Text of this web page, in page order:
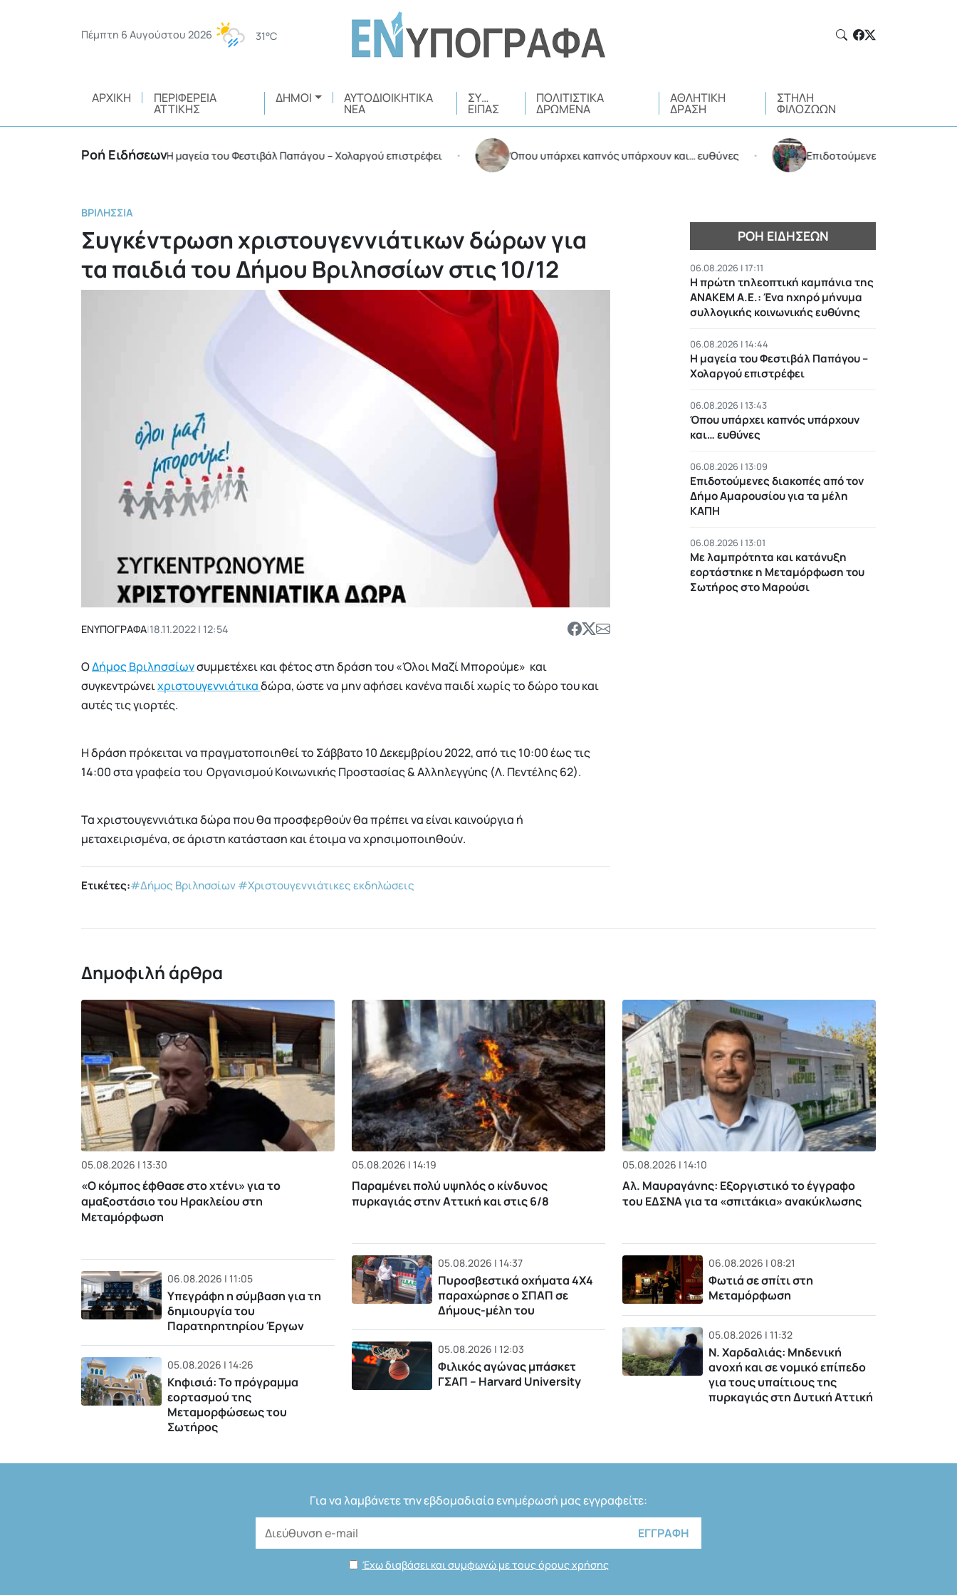
Πέμπτη 6 Αυγούστου 2026 31°C
ΑΡΧΙΚΉ ΠΕΡΙΦΈΡΕΙΑ
ΑΤΤΙΚΉΣ
ΔΉΜΟΙ ΑΥΤΟΔΙΟΙΚΗΤΙΚΆ
ΝΈΑ
ΣΥ…
ΕΊΠΑΣ
ΠΟΛΙΤΙΣΤΙΚΆ
ΔΡΏΜΕΝΑ
ΑΘΛΗΤΙΚΉ
ΔΡΆΣΗ
ΣΤΉΛΗ
ΦΙΛΌΖΩΩΝ
Ροή Ειδήσεων
• Η μαγεία του Φεστιβάλ Παπάγου – Χολαργού επιστρέφει • Όπου υπάρχει καπνός υπάρχουν και… ευθύνες • Επιδοτούμενες διακοπές από τον
ΒΡΙΛΉΣΣΙΑ
Συγκέντρωση χριστουγεννιάτικων δώρων για
τα παιδιά του Δήμου Βριλησσίων στις 10/12
ΕΝΥΠΟΓΡΑΦΑ|18.11.2022 | 12:54
ΟΔήμος Βριλησσίωνσυμμετέχει και φέτος στη δράση του «Όλοι Μαζί Μπορούμε» και
συγκεντρώνειχριστουγεννιάτικαδώρα, ώστε να μην αφήσει κανένα παιδί χωρίς το δώρο του και
αυτές τις γιορτές.
Η δράση πρόκειται να πραγματοποιηθεί το Σάββατο 10 Δεκεμβρίου 2022, από τις 10:00 έως τις
14:00 στα γραφεία του Οργανισμού Κοινωνικής Προστασίας & Αλληλεγγύης (Λ. Πεντέλης 62).
Τα χριστουγεννιάτικα δώρα που θα προσφερθούν θα πρέπει να είναι καινούργια ή
μεταχειρισμένα, σε άριστη κατάσταση και έτοιμα να χρησιμοποιηθούν.
Ετικέτες:#Δήμος Βριλησσίων#Χριστουγεννιάτικες εκδηλώσεις
ΡΟΉ ΕΙΔΉΣΕΩΝ
06.08.2026 | 17:11
Η πρώτη τηλεοπτική καμπάνια της
ΑΝΑΚΕΜ Α.Ε.: Ένα ηχηρό μήνυμα
συλλογικής κοινωνικής ευθύνης
06.08.2026 | 14:44
Η μαγεία του Φεστιβάλ Παπάγου –
Χολαργού επιστρέφει
06.08.2026 | 13:43
Όπου υπάρχει καπνός υπάρχουν
και… ευθύνες
06.08.2026 | 13:09
Επιδοτούμενες διακοπές από τον
Δήμο Αμαρουσίου για τα μέλη
ΚΑΠΗ
06.08.2026 | 13:01
Με λαμπρότητα και κατάνυξη
εορτάστηκε η Μεταμόρφωση του
Σωτήρος στο Μαρούσι
Δημοφιλή άρθρα
05.08.2026 | 13:30
«Ο κόμπος έφθασε στο χτένι» για το
αμαξοστάσιο του Ηρακλείου στη
Μεταμόρφωση
06.08.2026 | 11:05
Υπεγράφη η σύμβαση για τη
δημιουργία του
Παρατηρητηρίου Έργων
05.08.2026 | 14:26
Κηφισιά: Το πρόγραμμα
εορτασμού της
Μεταμορφώσεως του
Σωτήρος
05.08.2026 | 14:19
Παραμένει πολύ υψηλός ο κίνδυνος
πυρκαγιάς στην Αττική και στις 6/8
05.08.2026 | 14:37
Πυροσβεστικά οχήματα 4Χ4
παραχώρησε ο ΣΠΑΠ σε
Δήμους-μέλη του
05.08.2026 | 12:03
Φιλικός αγώνας μπάσκετ
ΓΣΑΠ – Harvard University
05.08.2026 | 14:10
Αλ. Μαυραγάνης: Εξοργιστικό το έγγραφο
του ΕΔΣΝΑ για τα «σπιτάκια» ανακύκλωσης
06.08.2026 | 08:21
Φωτιά σε σπίτι στη
Μεταμόρφωση
05.08.2026 | 11:32
Ν. Χαρδαλιάς: Μηδενική
ανοχή και σε νομικό επίπεδο
για τους υπαίτιους της
πυρκαγιάς στη Δυτική Αττική
Για να λαμβάνετε την εβδομαδιαία ενημέρωσή μας εγγραφείτε:
Έχω διαβάσει και συμφωνώ με τους όρους χρήσης